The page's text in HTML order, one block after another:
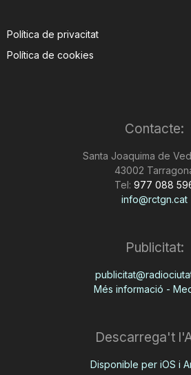
Política de privacitat
Política de cookies
Contacte:
Santa Joaquima de
43002
Tel: 977 088
info@rctgn.cat
Publicitat:
Més informació -
Descarrega't
Disponible per iOS i